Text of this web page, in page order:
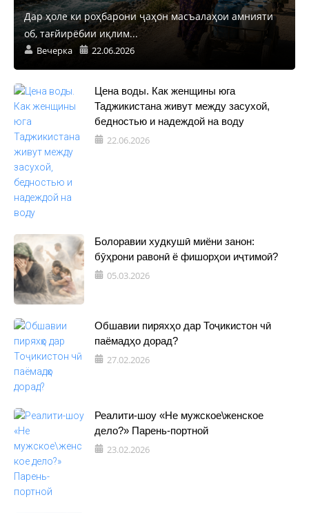
Дар ҳоле ки роҳбарони ҷаҳон масъалаҳои амнияти
об, тағйирёбии иқлим...
Вечерка 22.06.2026
Цена воды. Как женщины юга
Таджикистана живут между засухой,
бедностью и надеждой на воду
22.06.2026
Болоравии худкушӣ миёни занон:
бӯҳрони равонӣ ё фишорҳои иҷтимоӣ?
05.03.2026
Обшавии пиряхҳо дар Тоҷикистон чӣ
паёмадҳо дорад?
27.02.2026
Реалити-шоу «Не мужское\женское
дело?» Парень-портной
23.02.2026